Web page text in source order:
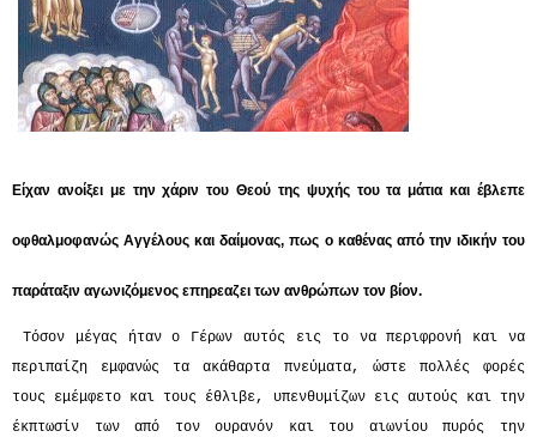
Είχαν ανοίξει με την χάριν του Θεού της ψυχής του τα μάτια και έβλεπε
οφθαλμοφανώς Αγγέλους και δαίμονας, πως ο καθένας από την ιδικήν του
παράταξιν αγωνιζόμενος επηρεαζει των ανθρώπων τον βίον.
Τόσον μέγας ήταν ο Γέρων αυτός εις το να περιφρονή και να
περιπαίζη εμφανώς τα ακάθαρτα πνεύματα, ώστε πολλές φορές
τους εμέμφετο και τους έθλιβε, υπενθυμίζων εις αυτούς και την
έκπτωσίν των από τον ουρανόν και του αιωνίου πυρός την